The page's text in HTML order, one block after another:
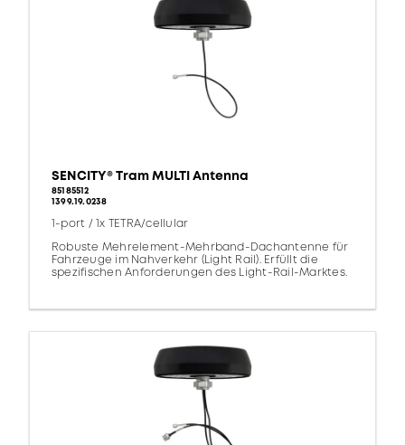
SENCITY® Tram MULTI Antenna
85185512
1399.19.0238
1-port / 1x TETRA/cellular
Robuste Mehrelement-Mehrband-Dachantenne für
Fahrzeuge im Nahverkehr (Light Rail). Erfüllt die
spezifischen Anforderungen des Light-Rail-Marktes.